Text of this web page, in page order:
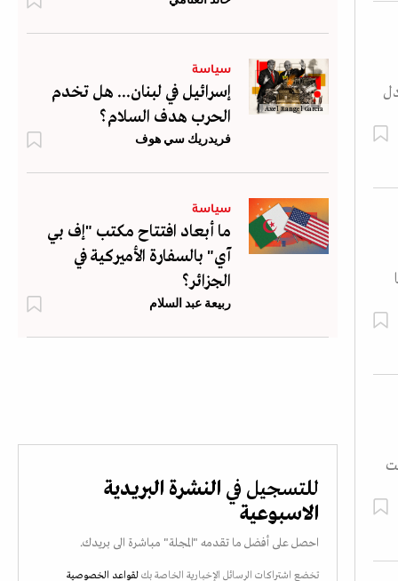
Axel Rangel Garcia
سياسة
إسرائيل في لبنان... هل تخدم
الحرب هدف السلام؟
فريدريك سي هوف
سياسة
ما أبعاد افتتاح مكتب "إف بي
آي" بالسفارة الأميركية في
الجزائر؟
ربيعة عبد السلام
للتسجيل في النشرة البريدية
الاسبوعية
احصل على أفضل ما تقدمه "المجلة" مباشرة الى بريدك.
تخضع اشتراكات الرسائل الإخبارية الخاصة بك لقواعد الخصوصية